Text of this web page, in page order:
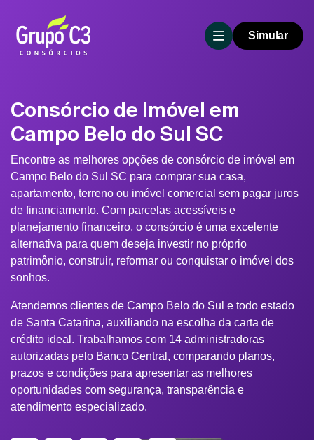
Simular
Consórcio de Imóvel em
Campo Belo do Sul SC
Encontre as melhores opções de consórcio de imóvel em
Campo Belo do Sul SC para comprar sua casa,
apartamento, terreno ou imóvel comercial sem pagar juros
de financiamento. Com parcelas acessíveis e
planejamento financeiro, o consórcio é uma excelente
alternativa para quem deseja investir no próprio
patrimônio, construir, reformar ou conquistar o imóvel dos
sonhos.
Atendemos clientes de Campo Belo do Sul e todo estado
de Santa Catarina, auxiliando na escolha da carta de
crédito ideal. Trabalhamos com 14 administradoras
autorizadas pelo Banco Central, comparando planos,
prazos e condições para apresentar as melhores
oportunidades com segurança, transparência e
atendimento especializado.